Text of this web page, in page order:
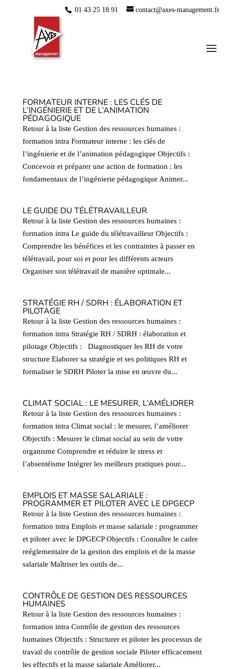
01 43 25 18 91 contact@axes-management.fr
FORMATEUR INTERNE : LES CLÉS DE
L’INGÉNIERIE ET DE L’ANIMATION
PÉDAGOGIQUE
Retour à la liste Gestion des ressources humaines :
formation intra Formateur interne : les clés de
l’ingénierie et de l’animation pédagogique Objectifs :
Concevoir et préparer une action de formation : les
fondamentaux de l’ingénierie pédagogique Animer...
LE GUIDE DU TÉLÉTRAVAILLEUR
Retour à la liste Gestion des ressources humaines :
formation intra Le guide du télétravailleur Objectifs :
Comprendre les bénéfices et les contraintes à passer en
télétravail, pour soi et pour les différents acteurs
Organiser son télétravail de manière optimale...
STRATÉGIE RH / SDRH : ÉLABORATION ET
PILOTAGE
Retour à la liste Gestion des ressources humaines :
formation intra Stratégie RH / SDRH : élaboration et
pilotage Objectifs : Diagnostiquer les RH de votre
structure Elaborer sa stratégie et ses politiques RH et
formaliser le SDRH Piloter la mise en œuvre du...
CLIMAT SOCIAL : LE MESURER, L’AMÉLIORER
Retour à la liste Gestion des ressources humaines :
formation intra Climat social : le mesurer, l’améliorer
Objectifs : Mesurer le climat social au sein de votre
organisme Comprendre et réduire le stress et
l’absentéisme Intégrer les meilleurs pratiques pour...
EMPLOIS ET MASSE SALARIALE :
PROGRAMMER ET PILOTER AVEC LE DPGECP
Retour à la liste Gestion des ressources humaines :
formation intra Emplois et masse salariale : programmer
et piloter avec le DPGECP Objectifs : Connaître le cadre
reéglementaire de la gestion des emplois et de la masse
salariale Maîtriser les outils de...
CONTRÔLE DE GESTION DES RESSOURCES
HUMAINES
Retour à la liste Gestion des ressources humaines :
formation intra Contrôle de gestion des ressources
humaines Objectifs : Structurer et piloter les processus de
travail du contrôle de gestion sociale Piloter efficacement
les effectifs et la masse salariale Améliorer...